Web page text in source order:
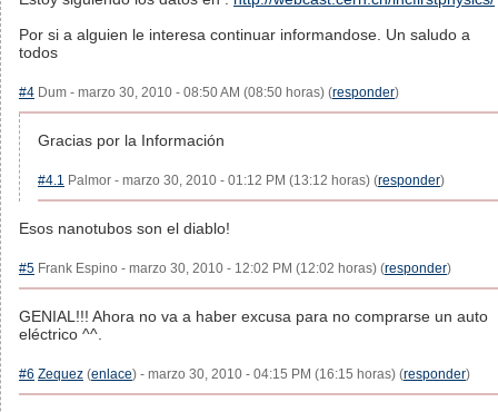
Por si a alguien le interesa continuar informandose. Un saludo a
todos
#4 Dum - marzo 30, 2010 - 08:50 AM (08:50 horas) (responder)
Gracias por la Información
#4.1 Palmor - marzo 30, 2010 - 01:12 PM (13:12 horas) (responder)
Esos nanotubos son el diablo!
#5 Frank Espino - marzo 30, 2010 - 12:02 PM (12:02 horas) (responder)
GENIAL!!! Ahora no va a haber excusa para no comprarse un auto
eléctrico ^^.
#6 Zequez (enlace) - marzo 30, 2010 - 04:15 PM (16:15 horas) (responder)